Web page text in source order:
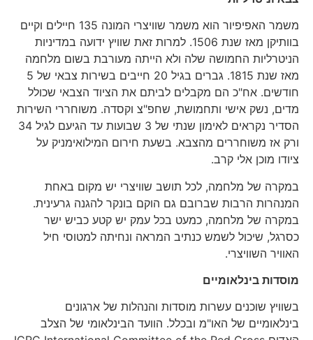
משמר האפיפיור הוא משמר שוויצרי המונה 135 חיילים וקיים
בוותיקן מאז שנת 1506. למרות זאת שוויץ ידועה במדיניות
הניטרליות החמושה שלה ולא הייתה מעורבת בשום מלחמה
מאז שנת 1815. גברים בגיל 20 חייבים בשירות צבאי של 5
חודשים. אח"כ הם מקבלים לביתם את הציוד הצבאי שכולל
מדים, נשק אישי ותחמושת, שחפ"צ וקסדה. משוחררי השירות
הסדיר נקראים לאימון שנתי של 3 שבועות עד הגיעם לגיל 34
ורק אז משוחררים מהצבא. בשעת חירום המילואימניק על
ציודו מוכן אלי קרב.
במקרה של מלחמה, לכל תושב שוויצרי יש מקום באחת
המנהרות הרבות שברובם גם הוקם בונקר להגנה גרעינית.
במקרה של מלחמה, כמעט בכל עמק יש קטע כביש ישר
כסרגל, שיכול לשמש כנתיב המראה ונחיתה למטוסי חיל
האוויר השוויצרי.
מוסדות בינלאומיים
בשוויץ שוכנים עשרות מוסדות והנהלות של ארגונים
בינלאומיים של האו"מ ובכלל. הוועד הבינלאומי של הצלב